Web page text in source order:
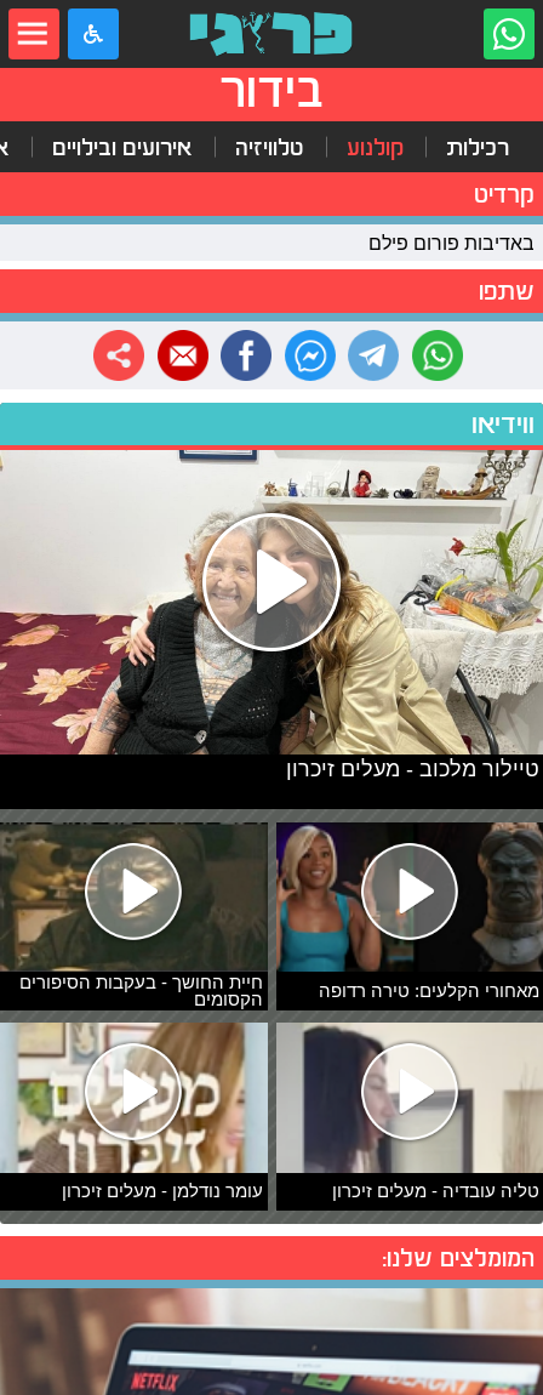
בידור
רכילות קולנוע טלוויזיה אירועים ובילויים
קרדיט
באדיבות פורום פילם
שתפו
ווידיאו
מאחורי הקלעים: טירה רדופה
חיית החושך - בעקבות הסיפורים
הקסומים
טליה עובדיה - מעלים זיכרון עומר נודלמן - מעלים זיכרון
טיילור מלכוב - מעלים זיכרון
המומלצים שלנו: